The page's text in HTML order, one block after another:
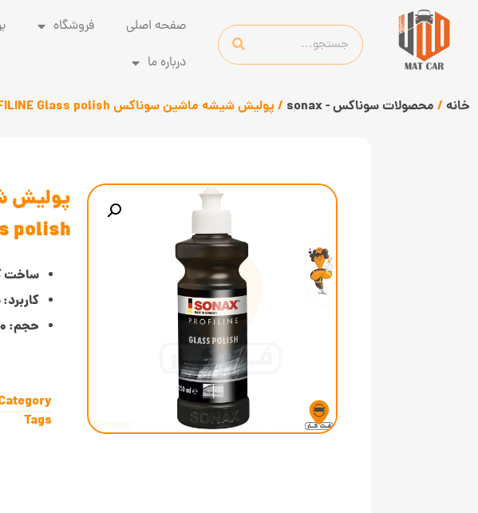
صفحه اصلی فروشگاه
درباره ما
خانه / محصولات سوناکس - sonax / پولیش شیشه ماشین سوناکس SONAX PROFILINE Glass polish
پولیش
polish
ساخت
حجم: 250 میلی لیتر
Tags